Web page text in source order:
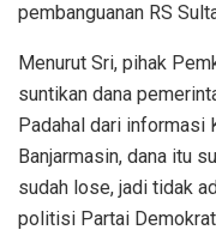
pembanguanan RS
Menurut Sri, pihak
suntikan dana
Padahal dari informasi
Banjarmasin, dana itu
sudah lose, jadi tidak
politisi Partai